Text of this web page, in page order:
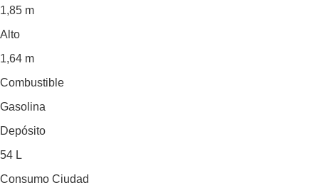
1,85 m
Alto
1,64 m
Combustible
Gasolina
Depósito
54 L
Consumo Ciudad